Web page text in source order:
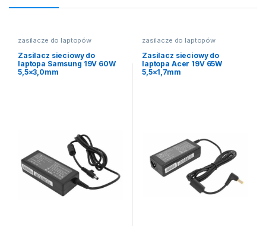
zasilacze do laptopów
Zasilacz sieciowy do
laptopa Samsung 19V 60W
5,5×3,0mm
zasilacze do laptopów
Zasilacz sieciowy do
laptopa Acer 19V 65W
5,5×1,7mm